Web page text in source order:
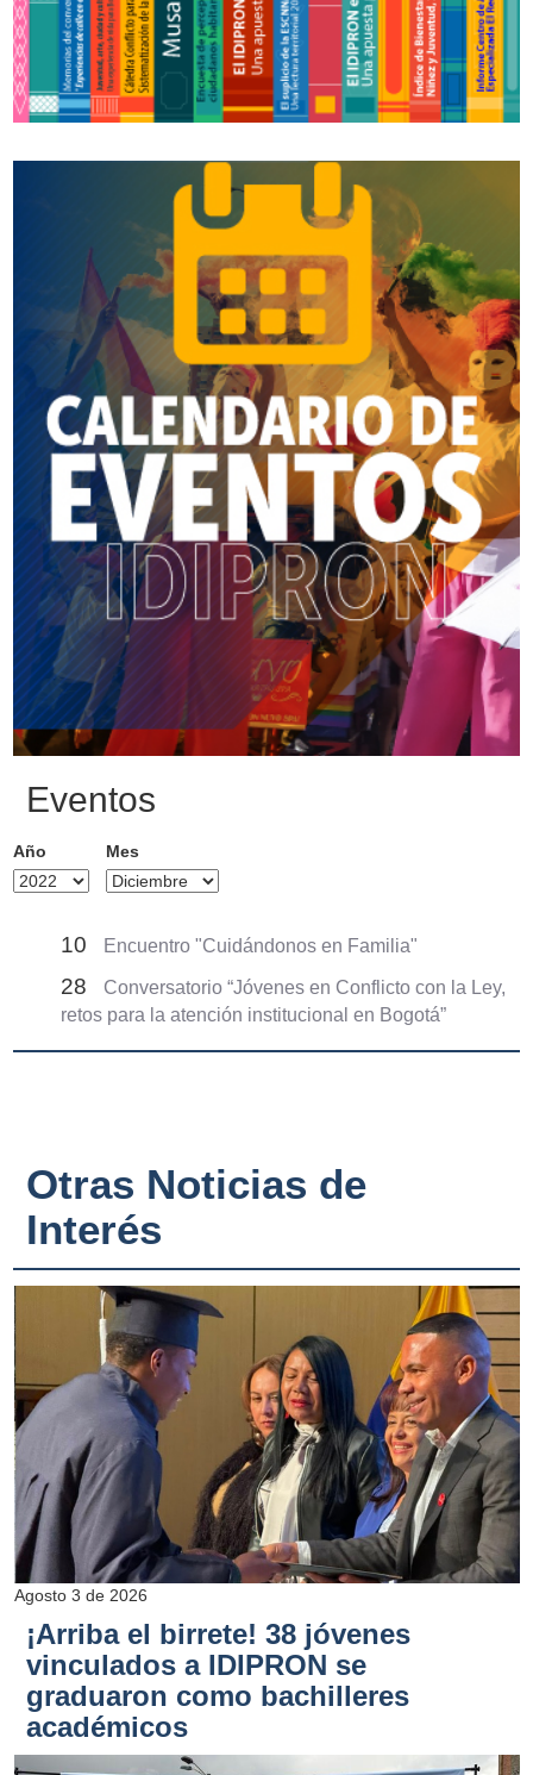
Eventos
Año Mes
10 Encuentro "Cuidándonos en Familia"
28
Conversatorio “Jóvenes en Conflicto con la Ley,
retos para la atención institucional en Bogotá”
Otras Noticias de
Interés
Agosto 3 de 2026
¡Arriba el birrete! 38 jóvenes
vinculados a IDIPRON se
graduaron como bachilleres
académicos